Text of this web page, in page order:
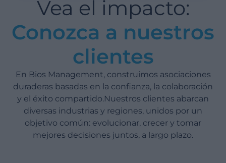
Vea el impacto:
Conozca a nuestros
clientes
En Bios Management, construimos asociaciones
duraderas basadas en la confianza, la colaboración
y el éxito compartido.Nuestros clientes abarcan
diversas industrias y regiones, unidos por un
objetivo común: evolucionar, crecer y tomar
mejores decisiones juntos, a largo plazo.